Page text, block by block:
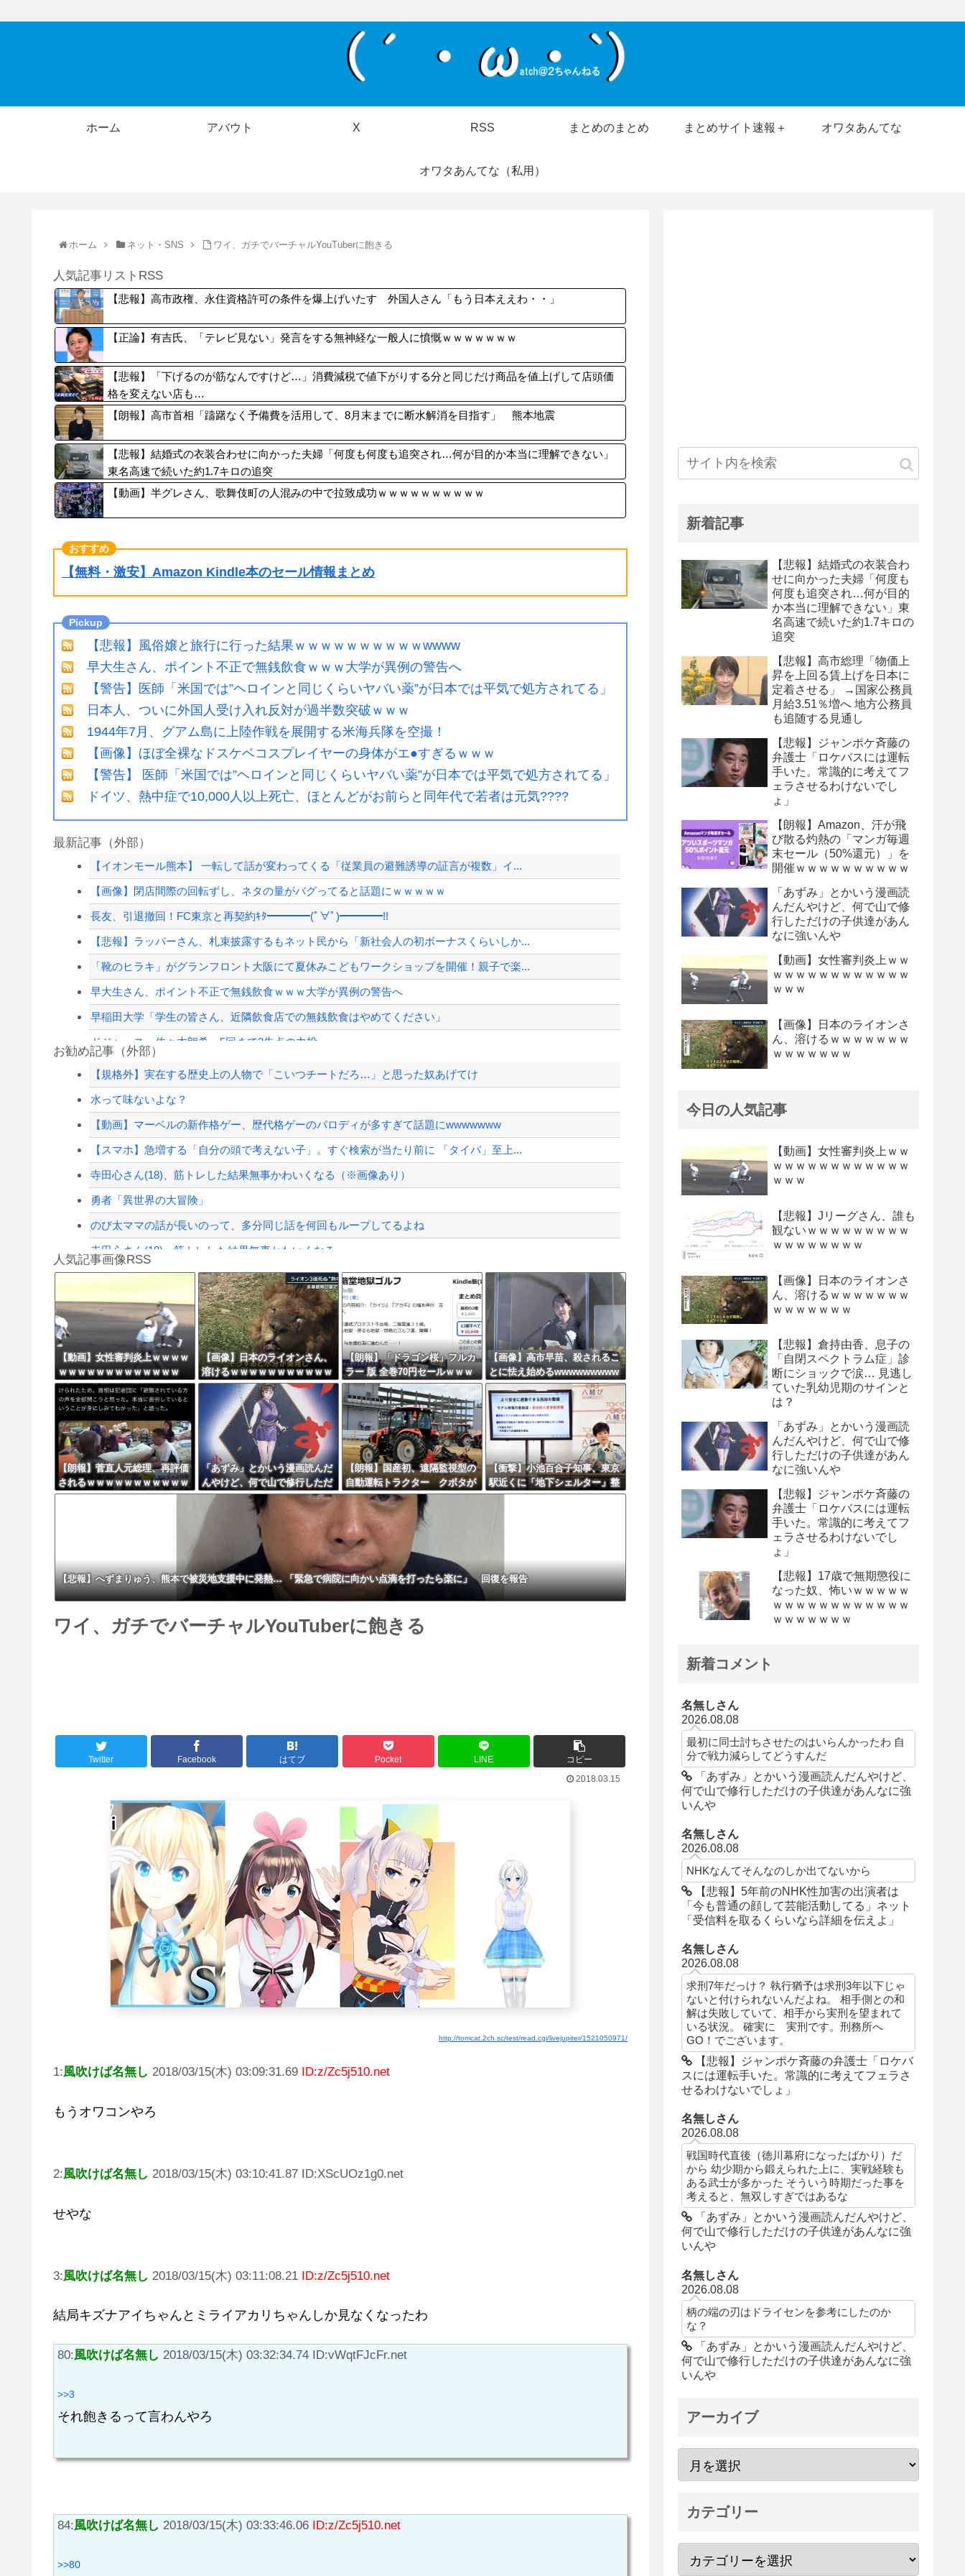
ホーム アバウト X RSS まとめのまとめ まとめサイト速報＋ オワタあんてな
オワタあんてな（私用）
ホーム ネット・SNS ワイ、ガチでバーチャルYouTuberに飽きる
人気記事リストRSS
【悲報】高市政権、永住資格許可の条件を爆上げいたす 外国人さん「もう日本ええわ・・」
【正論】有吉氏、「テレビ見ない」発言をする無神経な一般人に憤慨ｗｗｗｗｗｗｗ
【悲報】「下げるのが筋なんですけど…」消費減税で値下がりする分と同じだけ商品を値上げして店頭価
格を変えない店も…
【朗報】高市首相「躊躇なく予備費を活用して、8月末までに断水解消を目指す」 熊本地震
【悲報】結婚式の衣装合わせに向かった夫婦「何度も何度も追突され…何が目的か本当に理解できない」
東名高速で続いた約1.7キロの追突
【動画】半グレさん、歌舞伎町の人混みの中で拉致成功ｗｗｗｗｗｗｗｗｗｗ
【無料・激安】Amazon Kindle本のセール情報まとめ
【悲報】風俗嬢と旅行に行った結果ｗｗｗｗｗｗｗｗｗｗwwww
早大生さん、ポイント不正で無銭飲食ｗｗｗ大学が異例の警告へ
【警告】医師「米国では”ヘロインと同じくらいヤバい薬”が日本では平気で処方されてる」
日本人、ついに外国人受け入れ反対が過半数突破ｗｗｗ
1944年7月、グアム島に上陸作戦を展開する米海兵隊を空撮！
【画像】ほぼ全裸なドスケベコスプレイヤーの身体がエ●すぎるｗｗｗ
【警告】 医師「米国では”ヘロインと同じくらいヤバい薬”が日本では平気で処方されてる」
ドイツ、熱中症で10,000人以上死亡、ほとんどがお前らと同年代で若者は元気????
最新記事（外部）
【イオンモール熊本】 一転して話が変わってくる「従業員の避難誘導の証言が複数」イ...
【画像】閉店間際の回転ずし、ネタの量がバグってると話題にｗｗｗｗｗ
長友、引退撤回！FC東京と再契約ｷﾀ━━━━(ﾟ∀ﾟ)━━━━!!
【悲報】ラッパーさん、札束披露するもネット民から「新社会人の初ボーナスくらいしか...
「靴のヒラキ」がグランフロント大阪にて夏休みこどもワークショップを開催！親子で楽...
早大生さん、ポイント不正で無銭飲食ｗｗｗ大学が異例の警告へ
早稲田大学「学生の皆さん、近隣飲食店での無銭飲食はやめてください」
ドジャース・佐々木朗希、5回まで2失点の力投
【朗報】見せブラ、流行る。
ジャンポケ斎藤と代理人のやりとり、「地獄すぎて完全にコントになってる……」と衝撃...
飲み屋でケンカした相手をコロした男の弁護をした。そして数年後、因果応報を思わせる...
パさん「平和を願う式典なのに防弾ガラスと防弾バッグSPで囲まれた壇上でスピーチす...
【配信者】「金バエ」のSNS更新が1週間途絶え、様々な憶測が飛び交う。1週間ぶり...
【緊急速報】NYで警官が黒人男性の首を絞め、暴動第二波不可避へ
Powered by livedoor 相互RSS
お勧め記事（外部）
【規格外】実在する歴史上の人物で「こいつチートだろ…」と思った奴あげてけ
水って味ないよな？
【動画】マーベルの新作格ゲー、歴代格ゲーのパロディが多すぎて話題にwwwwwww
【スマホ】急増する「自分の頭で考えない子」。すぐ検索が当たり前に 「タイパ」至上...
寺田心さん(18)、筋トレした結果無事かわいくなる（※画像あり）
勇者「異世界の大冒険」
のび太ママの話が長いのって、多分同じ話を何回もループしてるよね
寺田心さん(18)、筋トレした結果無事かわいくなる
【動画】これはお見事。中国重慶市で珍しい事故が撮影される。
インフルエンサー、Xの誹謗中傷により自殺→記者「これ、インプレゾンビが誹謗中傷の...
8/4のニュース
日本旅行キャンセルすべきか…1万年ぶり史上最大級の火山の兆し＝韓国の反応
更新中止のお知らせ
海外「おめでとうタキ！」リヴァプール南野がバースデーゴール！！
Powered by livedoor 相互RSS
人気記事画像RSS
【動画】女性審判炎上ｗｗｗｗ
ｗｗｗｗｗｗｗｗｗｗｗｗｗ
【画像】日本のライオンさん、
溶けるｗｗｗｗｗｗｗｗｗｗｗ
ｗｗｗ
【朗報】「ドラゴン桜」フルカ
ラー 版 全巻70円セールｗｗｗ
ｗｗｗｗｗ スポーツ漫画50％
ポイント還元セール
【画像】高市早苗、殺されるこ
とに怯え始めるwwwwwwwww
【朗報】菅直人元総理、再評価
されるｗｗｗｗｗｗｗｗｗｗｗ
ｗｗｗｗｗｗｗ
「あずみ」とかいう漫画読んだ
んやけど、何で山で修行しただ
けの子供達があんなに強いんや
【朗報】国産初、遠隔監視型の
自動運転トラクター クボタが
来春に発売！！！
【衝撃】小池百合子知事、東京
駅近くに「地下シェルター」整
備を正式表明ｗｗｗｗｗｗｗｗ
【悲報】へずまりゅう、熊本で被災地支援中に発熱… 「緊急で病院に向かい点滴を打ったら楽に」 回復を報告
ワイ、ガチでバーチャルYouTuberに飽きる
Twitter Facebook はてブ Pocket LINE
コピー
2018.03.15
http://tomcat.2ch.sc/test/read.cgi/livejupiter/1521050971/
1:風吹けば名無し 2018/03/15(木) 03:09:31.69 ID:z/Zc5j510.net
もうオワコンやろ
2:風吹けば名無し 2018/03/15(木) 03:10:41.87 ID:XScUOz1g0.net
せやな
3:風吹けば名無し 2018/03/15(木) 03:11:08.21 ID:z/Zc5j510.net
結局キズナアイちゃんとミライアカリちゃんしか見なくなったわ
80:風吹けば名無し 2018/03/15(木) 03:32:34.74 ID:vWqtFJcFr.net
>>3
それ飽きるって言わんやろ
84:風吹けば名無し 2018/03/15(木) 03:33:46.06 ID:z/Zc5j510.net
>>80
新着記事
【悲報】結婚式の衣装合わ
せに向かった夫婦「何度も
何度も追突され…何が目的
か本当に理解できない」東
名高速で続いた約1.7キロの
追突
【悲報】高市総理「物価上
昇を上回る賃上げを日本に
定着させる」 →国家公務員
月給3.51％増へ 地方公務員
も追随する見通し
【悲報】ジャンポケ斉藤の
弁護士「ロケバスには運転
手いた。常識的に考えてフ
ェラさせるわけないでし
ょ」
【朗報】Amazon、汗が飛
び散る灼熱の「マンガ毎週
末セール（50%還元）」を
開催ｗｗｗｗｗｗｗｗｗｗ
「あずみ」とかいう漫画読
んだんやけど、何で山で修
行しただけの子供達があん
なに強いんや
【動画】女性審判炎上ｗｗ
ｗｗｗｗｗｗｗｗｗｗｗｗ
ｗｗｗ
【画像】日本のライオンさ
ん、溶けるｗｗｗｗｗｗｗ
ｗｗｗｗｗｗｗ
今日の人気記事
【動画】女性審判炎上ｗｗ
ｗｗｗｗｗｗｗｗｗｗｗｗ
ｗｗｗ
【悲報】Jリーグさん、誰も
観ないｗｗｗｗｗｗｗｗｗ
ｗｗｗｗｗｗｗｗ
【画像】日本のライオンさ
ん、溶けるｗｗｗｗｗｗｗ
ｗｗｗｗｗｗｗ
【悲報】倉持由香、息子の
「自閉スペクトラム症」診
断にショックで涙… 見逃し
ていた乳幼児期のサインと
は？
「あずみ」とかいう漫画読
んだんやけど、何で山で修
行しただけの子供達があん
なに強いんや
【悲報】ジャンポケ斉藤の
弁護士「ロケバスには運転
手いた。常識的に考えてフ
ェラさせるわけないでし
ょ」
【悲報】17歳で無期懲役に
なった奴、怖いｗｗｗｗｗ
ｗｗｗｗｗｗｗｗｗｗｗｗ
ｗｗｗｗｗｗｗ
新着コメント
名無しさん
2026.08.08
最初に同士討ちさせたのはいらんかったわ 自
分で戦力減らしてどうすんだ
「あずみ」とかいう漫画読んだんやけど、
何で山で修行しただけの子供達があんなに強
いんや
名無しさん
2026.08.08
NHKなんてそんなのしか出てないから
【悲報】5年前のNHK性加害の出演者は
「今も普通の顔して芸能活動してる」ネット
「受信料を取るくらいなら詳細を伝えよ」
名無しさん
2026.08.08
求刑7年だっけ？ 執行猶予は求刑3年以下じゃ
ないと付けられないんだよね。 相手側との和
解は失敗していて、相手から実刑を望まれて
いる状況。 確実に 実刑です。刑務所へ
GO！でございます。
【悲報】ジャンポケ斉藤の弁護士「ロケバ
スには運転手いた。常識的に考えてフェラさ
せるわけないでしょ」
名無しさん
2026.08.08
戦国時代直後（徳川幕府になったばかり）だ
から 幼少期から鍛えられた上に、実戦経験も
ある武士が多かった そういう時期だった事を
考えると、無双しすぎではあるな
「あずみ」とかいう漫画読んだんやけど、
何で山で修行しただけの子供達があんなに強
いんや
名無しさん
2026.08.08
柄の端の刃はドライセンを参考にしたのか
な？
「あずみ」とかいう漫画読んだんやけど、
何で山で修行しただけの子供達があんなに強
いんや
アーカイブ
カテゴリー